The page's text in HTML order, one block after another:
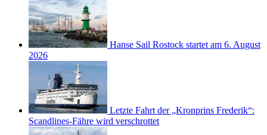
Hanse Sail Rostock startet am 6. August
2026
Letzte Fahrt der „Kronprins Frederik“:
Scandlines-Fähre wird verschrottet